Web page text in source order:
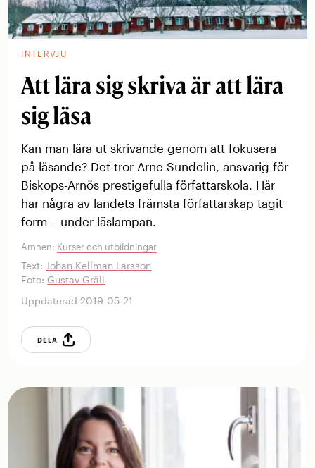
INTERVJU
Att lära sig skriva är att lära
sig läsa
Kan man lära ut skrivande genom att fokusera
på läsande? Det tror Arne Sundelin, ansvarig för
Biskops-Arnös prestigefulla författarskola. Här
har några av landets främsta författarskap tagit
form – under läslampan.
Ämnen: Kurser och utbildningar
Text: Johan Kellman Larsson
Foto: Gustav Gräll
Uppdaterad 2019-05-21
DELA